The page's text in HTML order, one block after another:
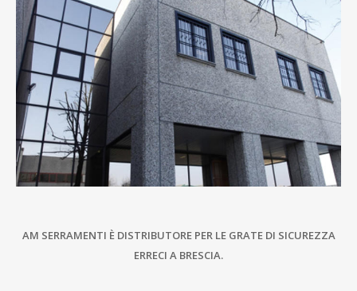
AM SERRAMENTI È DISTRIBUTORE PER LE GRATE DI SICUREZZA
ERRECI A BRESCIA.